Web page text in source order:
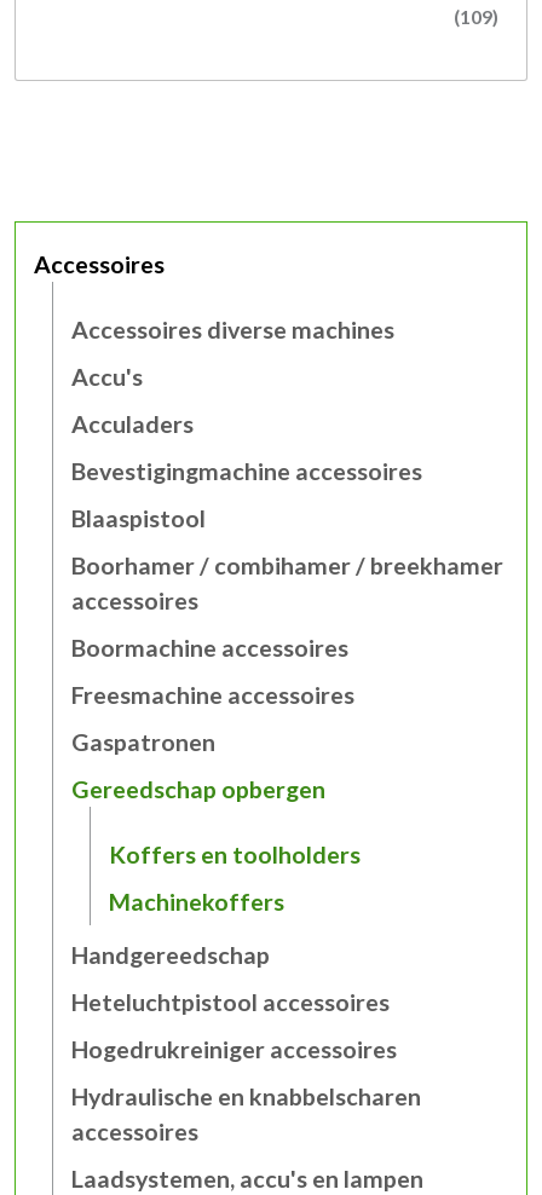
(109)
Accessoires
Accessoires diverse machines
Accu's
Acculaders
Bevestigingmachine accessoires
Blaaspistool
Boorhamer / combihamer / breekhamer
accessoires
Boormachine accessoires
Freesmachine accessoires
Gaspatronen
Gereedschap opbergen
Koffers en toolholders
Machinekoffers
Handgereedschap
Heteluchtpistool accessoires
Hogedrukreiniger accessoires
Hydraulische en knabbelscharen
accessoires
Laadsystemen, accu's en lampen